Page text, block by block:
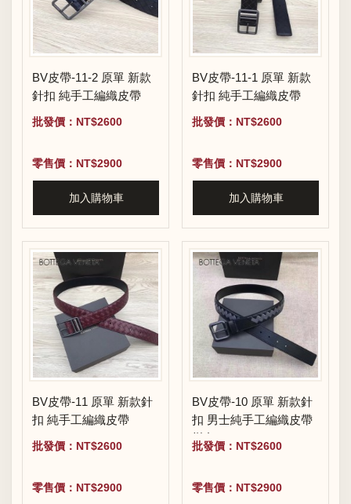
BV皮帶-11-2 原單 新款
針扣 純手工編織皮帶
批發價：NT$2600
零售價：NT$2900
加入購物車
BV皮帶-11-1 原單 新款
針扣 純手工編織皮帶
批發價：NT$2600
零售價：NT$2900
加入購物車
BV皮帶-11 原單 新款針
扣 純手工編織皮帶
批發價：NT$2600
零售價：NT$2900
BV皮帶-10 原單 新款針
扣 男士純手工編織皮帶
拼色
批發價：NT$2600
零售價：NT$2900